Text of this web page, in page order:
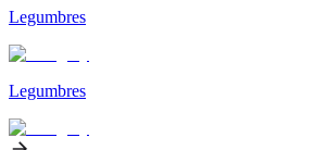
Legumbres
Legumbres